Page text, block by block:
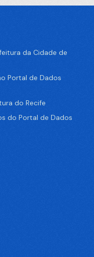
da Cidade de
Portal de Dados
do Recife
do Portal de Dados